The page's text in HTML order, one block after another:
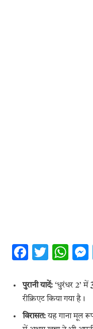
पुरानी यादें: ‘धुरंधर 2’ में
रीक्रिएट किया गया है।
विरासत:यह गाना मूल रूप